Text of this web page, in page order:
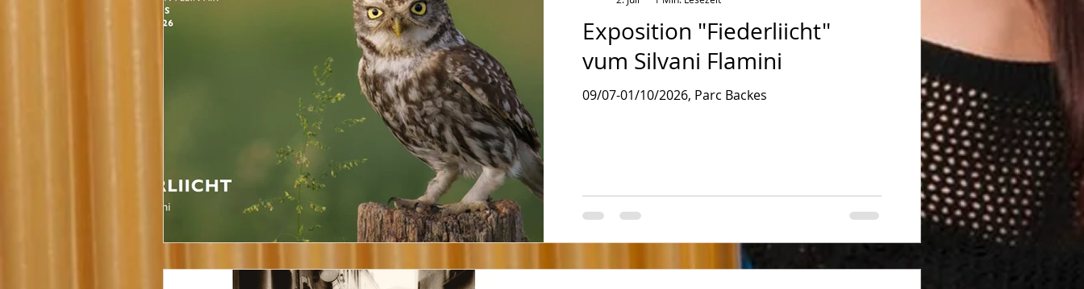
Exposition "Fiederliicht"
vum Silvani Flamini
09/07-01/10/2026, Parc Backes